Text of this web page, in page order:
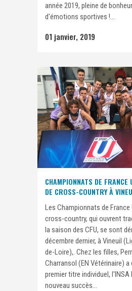
année 2019, pleine de
d'émotions sportives !...
01 janvier, 2019
CHAMPIONNATS DE FRANCE
DE CROSS-COUNTRY À
Les Championnats de
cross-country, qui ouvrent
la saison des CFU, se sont
décembre dernier, à Vineuil
de-Loire),. Chez les filles,
Charransol (EN Vétérinaire)
premier titre individuel,
nouveau succès...